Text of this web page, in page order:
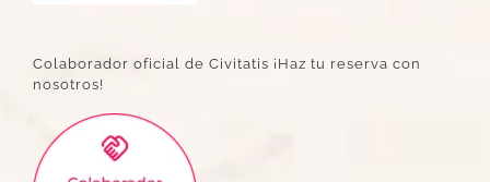
Colaborador oficial de Civitatis ¡Haz tu reserva con
nosotros!